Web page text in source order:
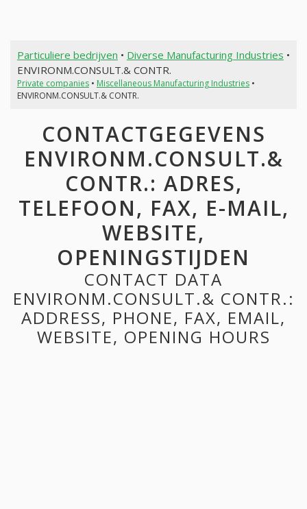
Particuliere bedrijven • Diverse Manufacturing Industries •
ENVIRONM.CONSULT.& CONTR.
Private companies• Miscellaneous Manufacturing Industries•
ENVIRONM.CONSULT.& CONTR.
CONTACTGEGEVENS
ENVIRONM.CONSULT.&
CONTR.: ADRES,
TELEFOON, FAX, E-MAIL,
WEBSITE,
OPENINGSTIJDEN
CONTACT DATA
ENVIRONM.CONSULT.& CONTR.:
ADDRESS, PHONE, FAX, EMAIL,
WEBSITE, OPENING HOURS